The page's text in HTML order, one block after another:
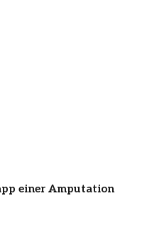
einer Amputation